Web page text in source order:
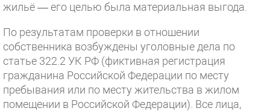
жильё — его целью была материальная выгода.
По результатам проверки в отношении
собственника возбуждены уголовные дела по
статье 322.2 УК РФ (фиктивная регистрация
гражданина Российской Федерации по месту
пребывания или по месту жительства в жилом
помещении в Российской Федерации). Все лица,